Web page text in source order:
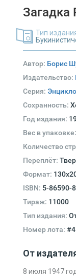
Загадка
Тип
Автор: Борис
Издательство:
Серия:
Сохранность:
Год издания:
Вес в упаковке:
Количество
Переплёт:
Формат:
ISBN: 5-86590-
Тираж: 11000
Тип издания:
Номер лота:
От
8 июля 1947